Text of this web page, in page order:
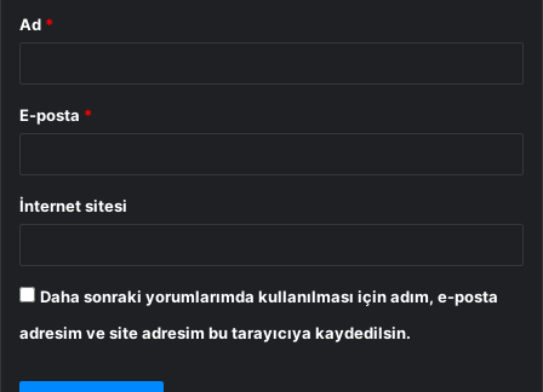
Ad *
E-posta *
İnternet sitesi
Daha sonraki yorumlarımda kullanılması için adım, e-posta
adresim ve site adresim bu tarayıcıya kaydedilsin.